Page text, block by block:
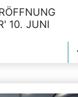
10. JUNI